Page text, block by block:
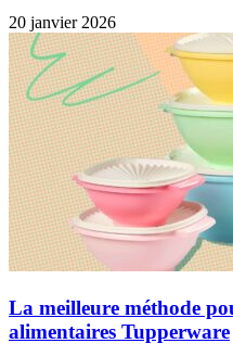
20 janvier 2026
La meilleure méthode
alimentaires Tupperware